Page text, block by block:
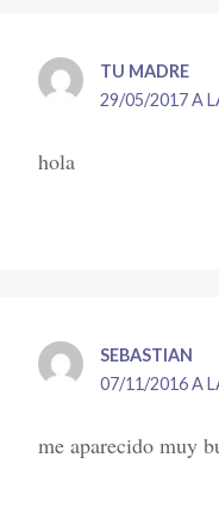
TU MADRE
29/05/2017 A
hola
SEBASTIAN
07/11/2016 A
me aparecido muy